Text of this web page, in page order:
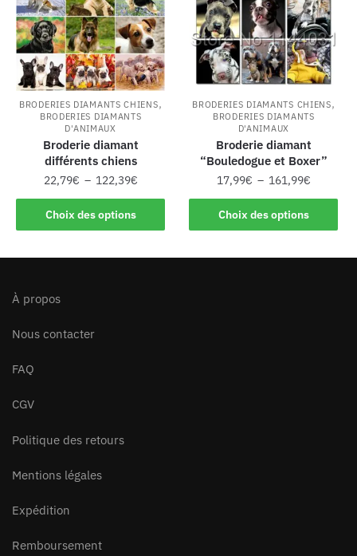
BRODERIES DIAMANTS CHIENS,
BRODERIES DIAMANTS
D'ANIMAUX
Broderie diamant
différents chiens
22,79€ – 122,39€
Choix des options
BRODERIES DIAMANTS CHIENS,
BRODERIES DIAMANTS
D'ANIMAUX
Broderie diamant
“Bouledogue et Boxer”
17,99€ – 161,99€
Choix des options
À propos
Nous contacter
FAQ
CGV
Politique des retours
Mentions légales
Expédition
Remboursement